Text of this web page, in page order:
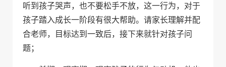
听到孩子哭声，也不要松手不放，这一行为，对于
孩子踏入成长一阶段有很大帮助。请家长理解并配
合老师，目标达到一致后，接下来就针对孩子问
题；